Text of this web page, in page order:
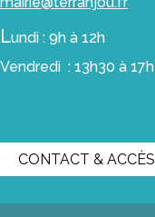
Lundi : 9h à 12h
Vendredi : 13h30 à 17h
CONTACT & ACCÈS